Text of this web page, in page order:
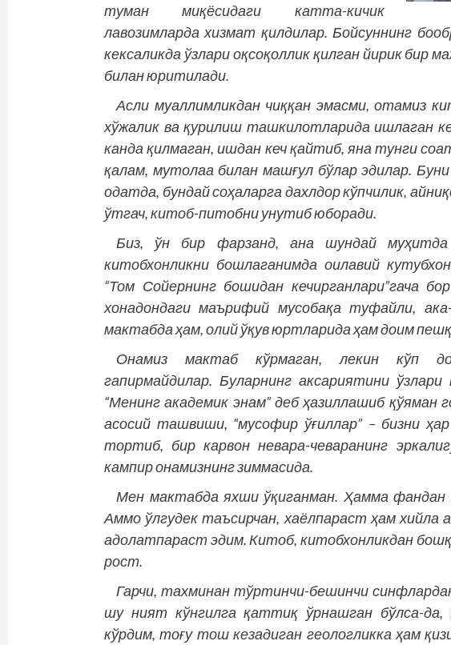
туман миқёсидаги катта-кичик
лавозимларда хизмат қилдилар. Бойсуннинг
кексаликда ўзлари оқсоқоллик қилган йирик бир
билан юритилади.
Асли муаллимликдан чиққан эмасми, отамиз
хўжалик ва қурилиш ташкилотларида ишлаган
канда қилмаган, ишдан кеч қайтиб, яна тунги
қалам, мутолаа билан машғул бўлар эдилар.
одатда, бундай соҳаларга дахлдор кўпчилик,
ўтгач, китоб-питобни унутиб юборади.
Биз, ўн бир фарзанд, ана шундай
китобхонликни бошлаганимда оилавий
“Том Сойернинг бошидан кечирганлари”гача
хонадондаги маърифий мусобақа туфайли,
мактабда ҳам, олий ўқув юртларида ҳам доим
Онамиз мактаб кўрмаган, лекин кўп
гапирмайдилар. Буларнинг аксариятини
“Менинг академик энам” деб ҳазиллашиб қўяман
асосий ташвиши, “мусофир ўғиллар” – бизни
тортиб, бир карвон невара-чеваранинг
кампир онамизнинг зиммасида.
Мен мактабда яхши ўқиганман. Ҳамма фандан
Аммо ўлгудек таъсирчан, хаёлпараст ҳам хийла
адолатпараст эдим. Китоб, китобхонликдан
рост.
Гарчи, тахминан тўртинчи-бешинчи
шу ният кўнгилга қаттиқ ўрнашган бўлса-да,
кўрдим, тоғу тош кезадиган геологликка ҳам